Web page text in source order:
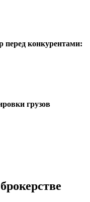
конкурентами:
грузов